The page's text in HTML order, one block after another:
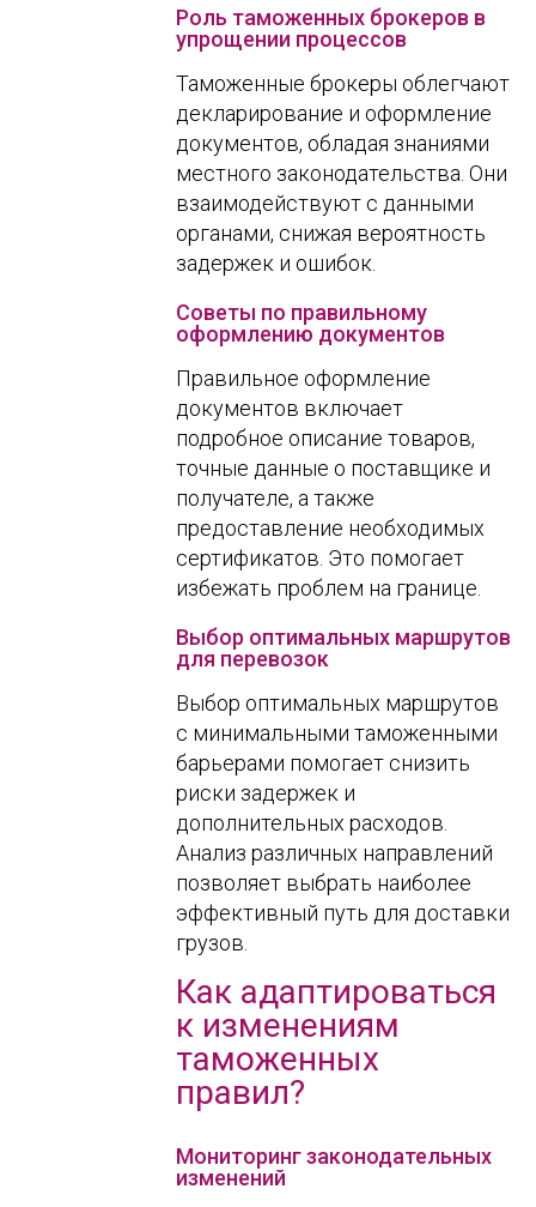
Роль таможенных брокеров в
упрощении процессов
Таможенные брокеры облегчают
декларирование и оформление
документов, обладая знаниями
местного законодательства. Они
взаимодействуют с данными
органами, снижая вероятность
задержек и ошибок.
Советы по правильному
оформлению документов
Правильное оформление
документов включает
подробное описание товаров,
точные данные о поставщике и
получателе, а также
предоставление необходимых
сертификатов. Это помогает
избежать проблем на границе.
Выбор оптимальных маршрутов
для перевозок
Выбор оптимальных маршрутов
с минимальными таможенными
барьерами помогает снизить
риски задержек и
дополнительных расходов.
Анализ различных направлений
позволяет выбрать наиболее
эффективный путь для доставки
грузов.
Как адаптироваться
к изменениям
таможенных
правил?
Мониторинг законодательных
изменений